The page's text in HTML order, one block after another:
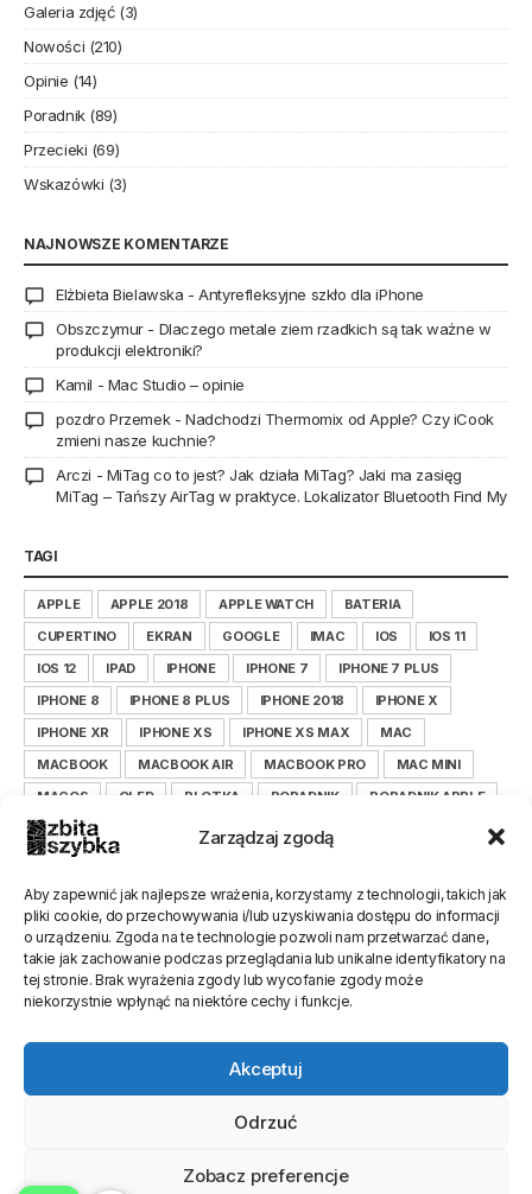
Zarządzaj zgodą
Aby zapewnić jak najlepsze wrażenia, korzystamy z technologii, takich jak
pliki cookie, do przechowywania i/lub uzyskiwania dostępu do informacji
o urządzeniu. Zgoda na te technologie pozwoli nam przetwarzać dane,
takie jak zachowanie podczas przeglądania lub unikalne identyfikatory na
tej stronie. Brak wyrażenia zgody lub wycofanie zgody może
niekorzystnie wpłynąć na niektóre cechy i funkcje.
Akceptuj
Odrzuć
Zobacz preferencje
Galeria zdjęć(3)
Nowości (210)
Opinie (14)
Poradnik(89)
Przecieki (69)
Wskazówki (3)
NAJNOWSZE KOMENTARZE
Elżbieta Bielawska -Antyrefleksyjne szkło dla iPhone
Obszczymur- Dlaczego metale ziem rzadkich są tak ważne w
produkcji elektroniki?
Kamil - Mac Studio – opinie
pozdro Przemek- Nadchodzi Thermomix od Apple? Czy iCook
zmieni nasze kuchnie?
Arczi - MiTag co to jest? Jak działa MiTag? Jaki ma zasięg
MiTag – Tańszy AirTag w praktyce. Lokalizator Bluetooth Find My
TAGI
APPLE APPLE 2018 APPLE WATCH
BATERIA
CUPERTINO
EKRAN GOOGLE IMAC IOS
IOS 11
IOS 12
IPAD IPHONE IPHONE 7
IPHONE 7 PLUS
IPHONE 8
IPHONE 8 PLUS IPHONE 2018
IPHONE X
IPHONE XR
IPHONE XS IPHONE XS MAX
MAC
MACBOOK
MACBOOK AIR MACBOOK PRO
MAC MINI
MACOS
OLED PLOTKA PORADNIK
PORADNIK APPLE
PORADNIK IOS
PORADNIK IPHONE
PORADNIK ZBITASZYBKA.PL
SMARTFON
TIM COOK WYŚWIETLACZ
XIAOMI
XIAOMILEPSZE
XIAOMI POLSKA
ZBITASZYBKA
ZBITASZYBKA.PL